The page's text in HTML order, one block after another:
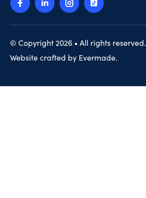
© Copyright 2026 • All rights reserved.
Website crafted by Evermade.